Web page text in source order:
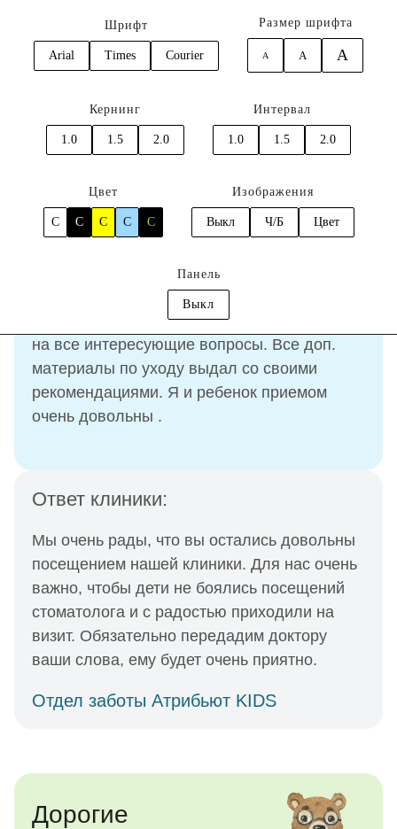
Шрифт
Arial Times Courier
Размер шрифта
A A A
Кернинг
1.0 1.5 2.0
Интервал
1.0 1.5 2.0
Цвет
C C C C C
Изображения
Выкл Ч/Б Цвет
Панель
Выкл
Главная Отзывы Богданов Кирилл
ОтзывБогданов Кирилл
был очень внимательный, ответил
на все интересующие вопросы. Все доп.
материалы по уходу выдал со своими
рекомендациями. Я и ребенок приемом
очень довольны .
Ответ клиники:
Мы очень рады, что вы остались довольны
посещением нашей клиники. Для нас очень
важно, чтобы дети не боялись посещений
стоматолога и с радостью приходили на
визит. Обязательно передадим доктору
ваши слова, ему будет очень приятно.
Отдел заботы Атрибьют KIDS
Дорогие